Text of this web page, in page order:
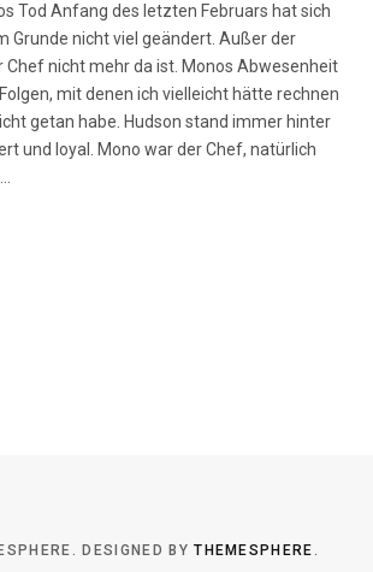
Tod Anfang des letzten Februars hat sich
Grunde nicht viel geändert. Außer der
Chef nicht mehr da ist. Monos Abwesenheit
mit denen ich vielleicht hätte rechnen
getan habe. Hudson stand immer hinter
und loyal. Mono war der Chef, natürlich
DESIGNED BYTHEMESPHERE.